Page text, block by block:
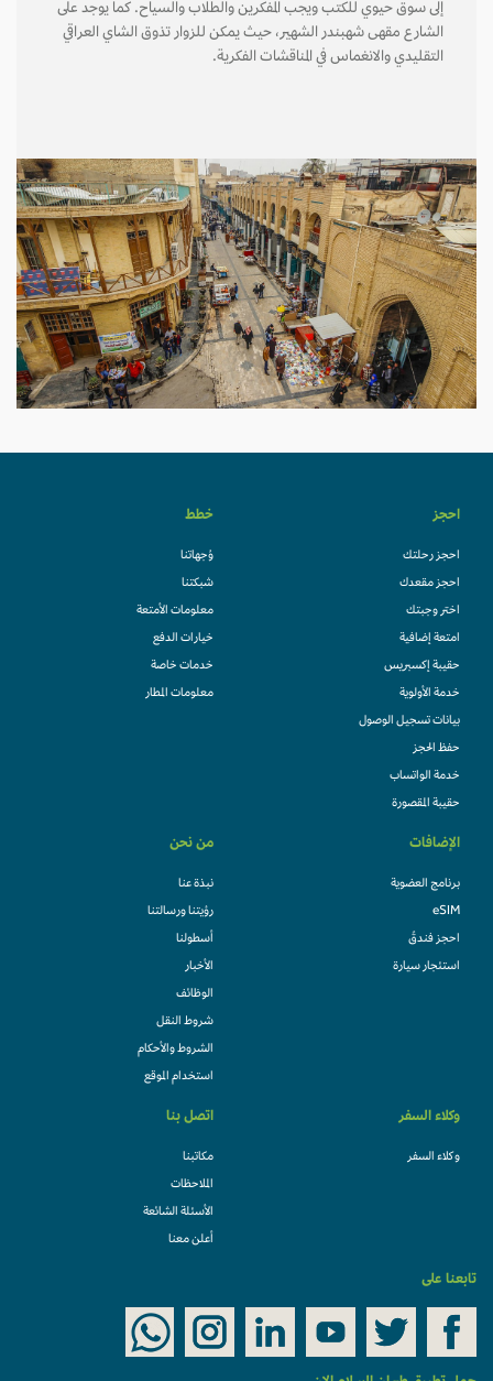
إلى سوق حيوي للكتب ويجب المفكرين والطلاب والسياح. كما يوجد على
الشارع مقهى شهبندر الشهير، حيث يمكن للزوار تذوق الشاي العراقي
التقليدي والانغماس في المناقشات الفكرية.
احجز
احجز رحلتك
احجز مقعدك
اختر وجبتك
امتعة إضافية
حقيبة إكسبريس
خدمة الأولوية
بيانات تسجيل الوصول
حفظ الحجز
خدمة الواتساب
حقيبة المقصورة
خطط
وُجهاتنا
شبكتنا
معلومات الأمتعة
خيارات الدفع
خدمات خاصة
معلومات المطار
الإضافات
برنامج العضوية
eSIM
احجز فندقً
استئجار سيارة
من نحن
نبذة عنا
رؤيتنا ورسالتنا
أسطولنا
الأخبار
الوظائف
شروط النقل
الشروط والأحكام
استخدام الموقع
وكلاء السفر
وكلاء السفر
اتصل بنا
مكاتبنا
الملاحظات
الأسئلة الشائعة
أعلن معنا
تابعنا على